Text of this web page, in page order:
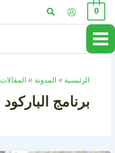
تخطي
المحتوى
0 البحث
الرئيسية المدونة المقالات
برنامج الباركود